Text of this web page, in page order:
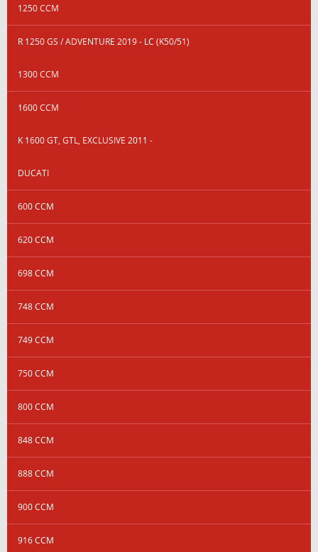
1250 CCM
R 1250 GS / ADVENTURE 2019 - LC (K50/51)
1300 CCM
1600 CCM
K 1600 GT, GTL, EXCLUSIVE 2011 -
DUCATI
600 CCM
620 CCM
698 CCM
748 CCM
749 CCM
750 CCM
800 CCM
848 CCM
888 CCM
900 CCM
916 CCM